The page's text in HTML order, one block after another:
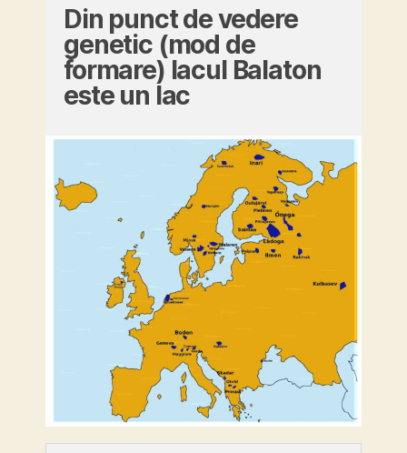
Din punct de vedere
genetic (mod de
formare) lacul Balaton
este un lac